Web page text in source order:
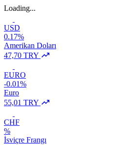
Loading...
USD
0.17%
Amerikan Doları
47,70 TRY
EURO
-0.01%
Euro
55,01 TRY
CHF
%
İsviçre Frangı